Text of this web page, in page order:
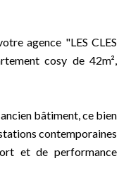
agence "LES CLES
cosy de 42m²,
bâtiment, ce bien
contemporaines
et de performance